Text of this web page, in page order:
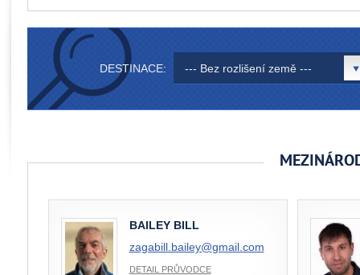
DESTINACE: --- Bez rozlišení země ---
BAILEY BILL
zagabill.bailey@gmail.com
DETAIL PRŮVODCE